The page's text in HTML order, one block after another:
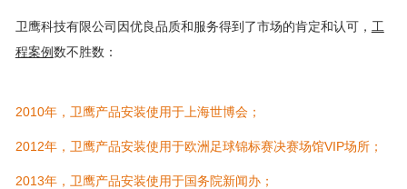
卫鹰科技有限公司因优良品质和服务得到了市场的肯定和认可， 工
程案例数不胜数：
2010年，卫鹰产品安装使用于上海世博会；
2012年， 卫鹰产品安装使用于欧洲足球锦标赛决赛场馆VIP场所；
2013年， 卫鹰产品安装使用于国务院新闻办；